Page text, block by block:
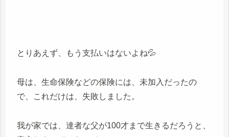
とりあえず、もう支払いはないよね💦
母は、生命保険などの保険には、未加入だったの
で、これだけは、失敗しました。
我が家では、達者な父が100才まで生きるだろうと、